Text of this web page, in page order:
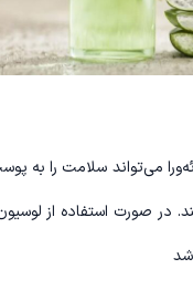
می‌تواند سلامت را به
در صورت استفاده از